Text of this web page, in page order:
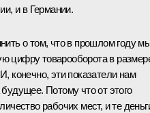
и в Германии.
о том, что в прошлом году
цифру товарооборота в
конечно, эти показатели нам
Потому что от этого
рабочих мест, и те